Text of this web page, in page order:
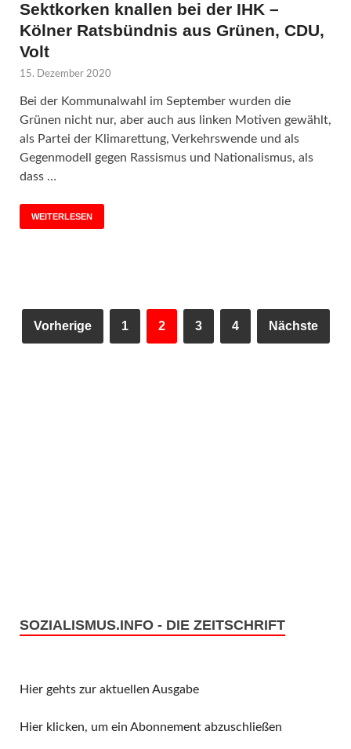
Sektkorken knallen bei der IHK –
Kölner Ratsbündnis aus Grünen, CDU,
Volt
15. Dezember 2020
Bei der Kommunalwahl im September wurden die
Grünen nicht nur, aber auch aus linken Motiven gewählt,
als Partei der Klimarettung, Verkehrswende und als
Gegenmodell gegen Rassismus und Nationalismus, als
dass …
WEITERLESEN
Vorherige 1 2 3 4 Nächste
SOZIALISMUS.INFO - DIE ZEITSCHRIFT
Hier gehts zur aktuellen Ausgabe
Hier klicken, um ein Abonnement abzuschließen